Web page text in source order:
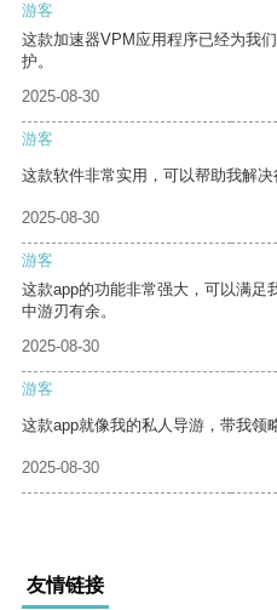
游客
这款加速器VPM应用程序已经为我
护。
2025-08-30
游客
这款软件非常实用，可以帮助我解决
2025-08-30
游客
这款app的功能非常强大，可以满足
中游刃有余。
2025-08-30
游客
这款app就像我的私人导游，带我领
2025-08-30
友情链接